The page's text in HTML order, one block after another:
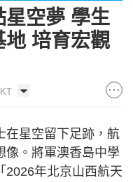
星空夢 學生
地 培育宏觀
在星空留下足跡，航
像。將軍澳香島中學
2026年北京山西航天